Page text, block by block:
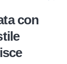
con